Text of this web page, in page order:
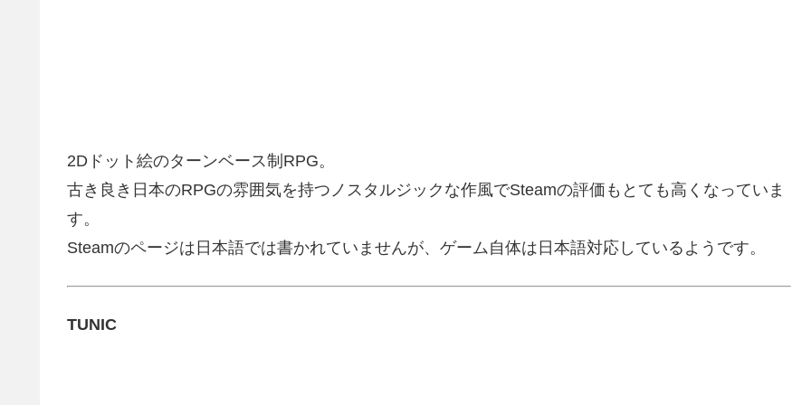
2Dドット絵のターンベース制RPG。
古き良き日本のRPGの雰囲気を持つノスタルジックな作風でSteamの評価もとても高くなっていま
す。
Steamのページは日本語では書かれていませんが、ゲーム自体は日本語対応しているようです。
TUNIC